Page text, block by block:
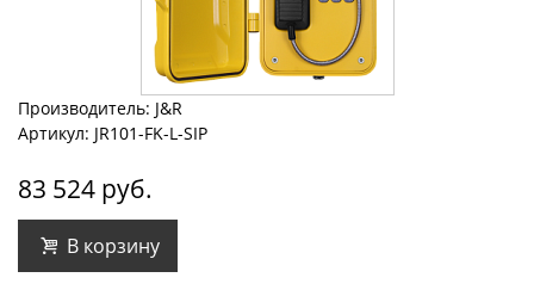
Производитель: J&R
Артикул: JR101-FK-L-SIP
83 524 руб.
В корзину